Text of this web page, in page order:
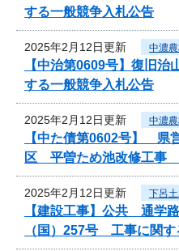
する一般競争入札公告
2025年2月12日更新 中濃
【中治第0609号】復旧
する一般競争入札公告
2025年2月12日更新 中濃
【中た債第0602号】 県
区 平曽ため池改修工事
2025年2月12日更新 下呂
【建設工事】公共 通学
（国）257号 工事に関